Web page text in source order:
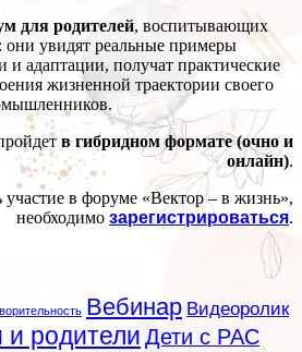
для родителей, воспитывающих
они увидят реальные примеры
адаптации, получат практические
жизненной траектории своего
в гибридном формате (очно и
онлайн).
в форуме «Вектор – в жизнь»,
необходимо зарегистрироваться.
Вебинар Видеоролик
и родители Дети с РАС